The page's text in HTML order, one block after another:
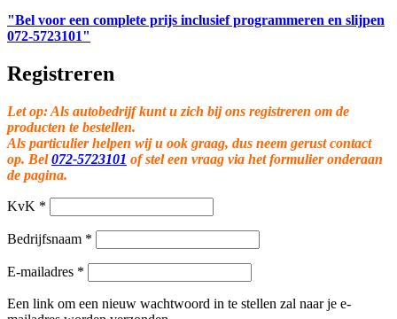
"Bel voor een complete prijs inclusief programmeren en slijpen
072-5723101"
Registreren
Let op: Als autobedrijf kunt u zich bij ons registreren om de
producten te bestellen.
Als particulier helpen wij u ook graag, dus neem gerust contact
op. Bel072-5723101 of stel een vraag via het formulier onderaan
de pagina.
KvK *
Bedrijfsnaam *
E-mailadres *
Een link om een nieuw wachtwoord in te stellen zal naar je e-